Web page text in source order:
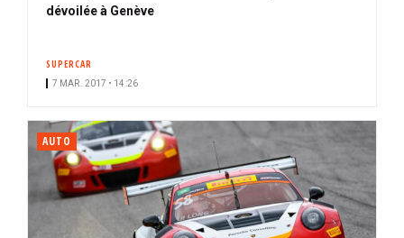
dévoilée à Genève
SUPERCAR
7 MAR. 2017 • 14:26
AUTO